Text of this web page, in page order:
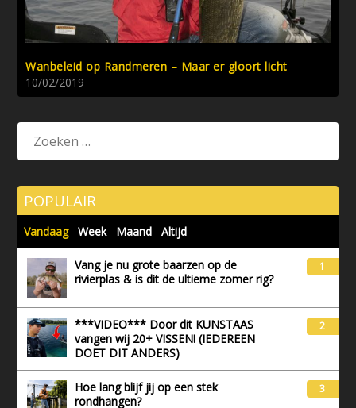
Wanbeleid op Randmeren – Maar er gloort licht
10/02/2019
POPULAIR
Vandaag Week Maand Altijd
Vang je nu grote baarzen op de
rivierplas & is dit de ultieme zomer rig?
1
***VIDEO*** Door dit KUNSTAAS
vangen wij 20+ VISSEN! (IEDEREEN
DOET DIT ANDERS)
2
Hoe lang blijf jij op een stek
rondhangen?
3